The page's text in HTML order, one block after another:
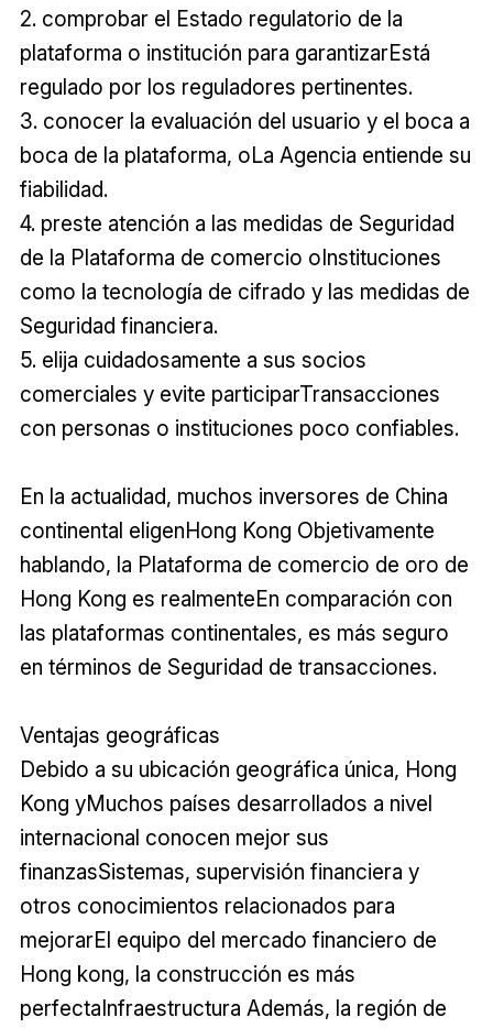
2. comprobar el Estado regulatorio de la
plataforma o institución para garantizarEstá
regulado por los reguladores pertinentes.
3. conocer la evaluación del usuario y el boca a
boca de la plataforma, oLa Agencia entiende su
fiabilidad.
4. preste atención a las medidas de Seguridad
de la Plataforma de comercio oInstituciones
como la tecnología de cifrado y las medidas de
Seguridad financiera.
5. elija cuidadosamente a sus socios
comerciales y evite participarTransacciones
con personas o instituciones poco confiables.
En la actualidad, muchos inversores de China
continental eligenHong Kong Objetivamente
hablando, la Plataforma de comercio de oro de
Hong Kong es realmenteEn comparación con
las plataformas continentales, es más seguro
en términos de Seguridad de transacciones.
Ventajas geográficas
Debido a su ubicación geográfica única, Hong
Kong yMuchos países desarrollados a nivel
internacional conocen mejor sus
finanzasSistemas, supervisión financiera y
otros conocimientos relacionados para
mejorarEl equipo del mercado financiero de
Hong kong, la construcción es más
perfectaInfraestructura Además, la región de